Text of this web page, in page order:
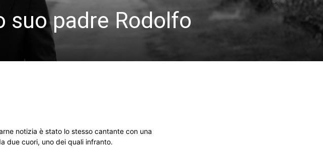
suo padre Rodolfo
notizia è stato lo stesso cantante con una
due cuori, uno dei quali infranto.